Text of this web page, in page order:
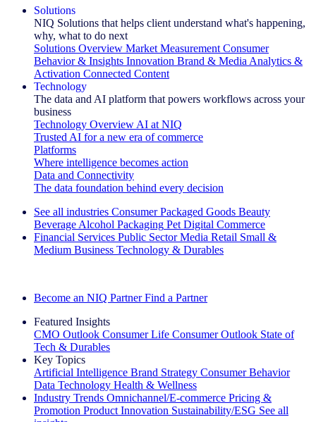
Solutions
NIQ Solutions that helps client understand what's happening,
why, what to do next
Solutions Overview Market Measurement Consumer
Behavior & Insights Innovation Brand & Media Analytics &
Activation Connected Content
Technology
The data and AI platform that powers workflows across your
business
Technology Overview AI at NIQ
Trusted AI for a new era of commerce
Platforms
Where intelligence becomes action
Data and Connectivity
The data foundation behind every decision
See all industries Consumer Packaged Goods Beauty
Beverage Alcohol Packaging Pet Digital Commerce
Financial Services Public Sector Media Retail Small &
Medium Business Technology & Durables
Become an NIQ Partner Find a Partner
Featured Insights
CMO Outlook Consumer Life Consumer Outlook State of
Tech & Durables
Key Topics
Artificial Intelligence Brand Strategy Consumer Behavior
Data Technology Health & Wellness
Industry Trends Omnichannel/E-commerce Pricing &
Promotion Product Innovation Sustainability/ESG See all